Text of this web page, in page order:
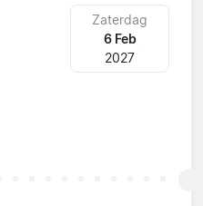
Zaterdag
6 Feb
2027